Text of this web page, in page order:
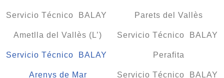
Servicio Técnico BALAY
Ametlla del Vallès (L’)
Servicio Técnico BALAY
Arenys de Mar
Parets del Vallès
Servicio Técnico BALAY
Perafita
Servicio Técnico BALAY